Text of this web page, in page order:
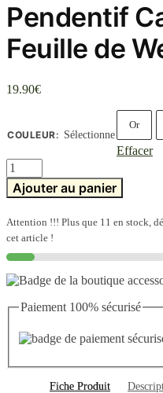
Pendentif
Feuille de
19.90€
COULEUR: Sélectionne
Or
Effacer
quantité
de
Pendentif
Feuille
de
Ajouter au panier
Attention !!! Plus que 11 en stock,
cet article !
Paiement 100% sécurisé
Fiche Produit